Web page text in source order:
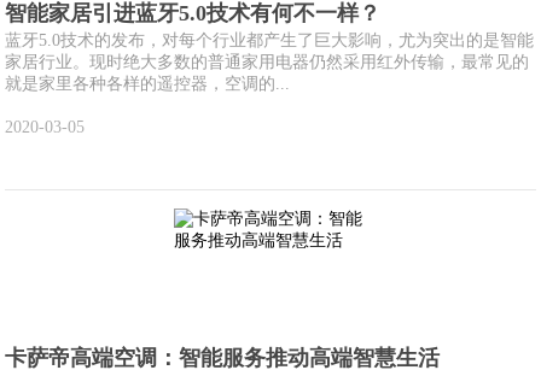
智能家居引进蓝牙5.0技术有何不一样？
蓝牙5.0技术的发布，对每个行业都产生了巨大影响，尤为突出的是智能
家居行业。现时绝大多数的普通家用电器仍然采用红外传输，最常见的
就是家里各种各样的遥控器，空调的...
2020-03-05
卡萨帝高端空调：智能服务推动高端智慧生活